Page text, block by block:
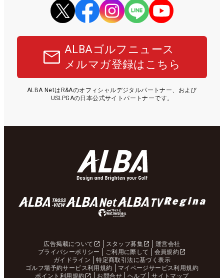
ALBAゴルフニュース
メルマガ登録はこちら
ALBA NetはR&Aのオフィシャルデジタルパートナー、および
USLPGAの日本公式サイトパートナーです。
広告掲載について スタッフ募集
運営会社
プライバシーポリシー
ご利用に際して
会員規約
ガイドライン
特定商取引法に基づく表示
ゴルフ場予約サービス利用規約
マイページサービス利用規約
ポイント利用規約
お問合せ ヘルプ サイトマップ